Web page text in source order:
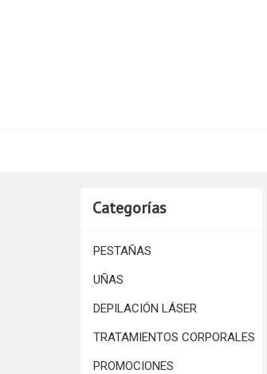
Categorías
PESTAÑAS
UÑAS
DEPILACIÓN LÁSER
TRATAMIENTOS CORPORALES
PROMOCIONES